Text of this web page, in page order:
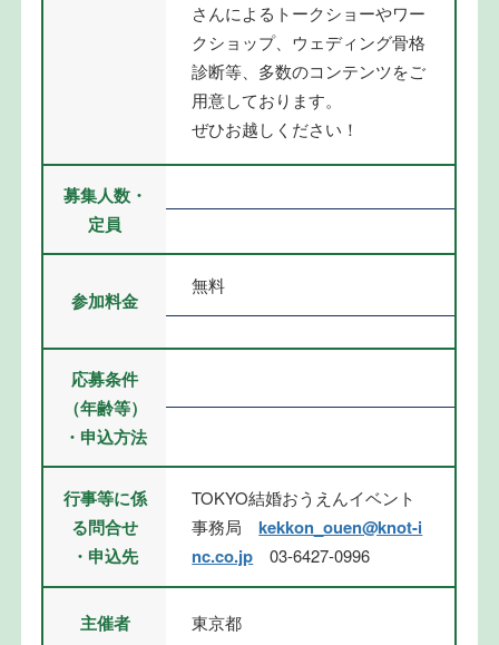
さんによるトークショーやワー
クショップ、ウェディング骨格
診断等、多数のコンテンツをご
用意しております。
ぜひお越しください！
募集人数・
定員
参加料金
無料
応募条件
（年齢等）
・申込方法
行事等に係
る問合せ
・申込先
TOKYO結婚おうえんイベント
事務局kekkon_ouen@knot-i
nc.co.jp 03-6427-0996
主催者 東京都